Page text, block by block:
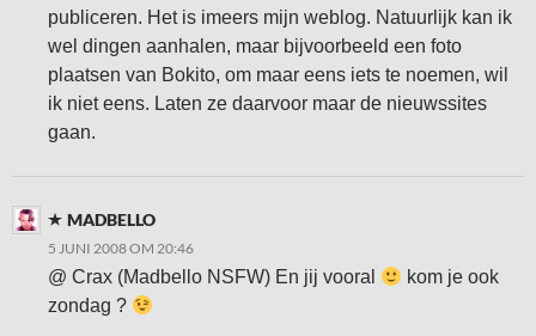
publiceren. Het is imeers mijn weblog. Natuurlijk kan ik
wel dingen aanhalen, maar bijvoorbeeld een foto
plaatsen van Bokito, om maar eens iets te noemen, wil
ik niet eens. Laten ze daarvoor maar de nieuwssites
gaan.
MADBELLO
5 JUNI 2008 OM 20:46
@ Crax (Madbello NSFW) En jij vooral
kom je ook
zondag ?